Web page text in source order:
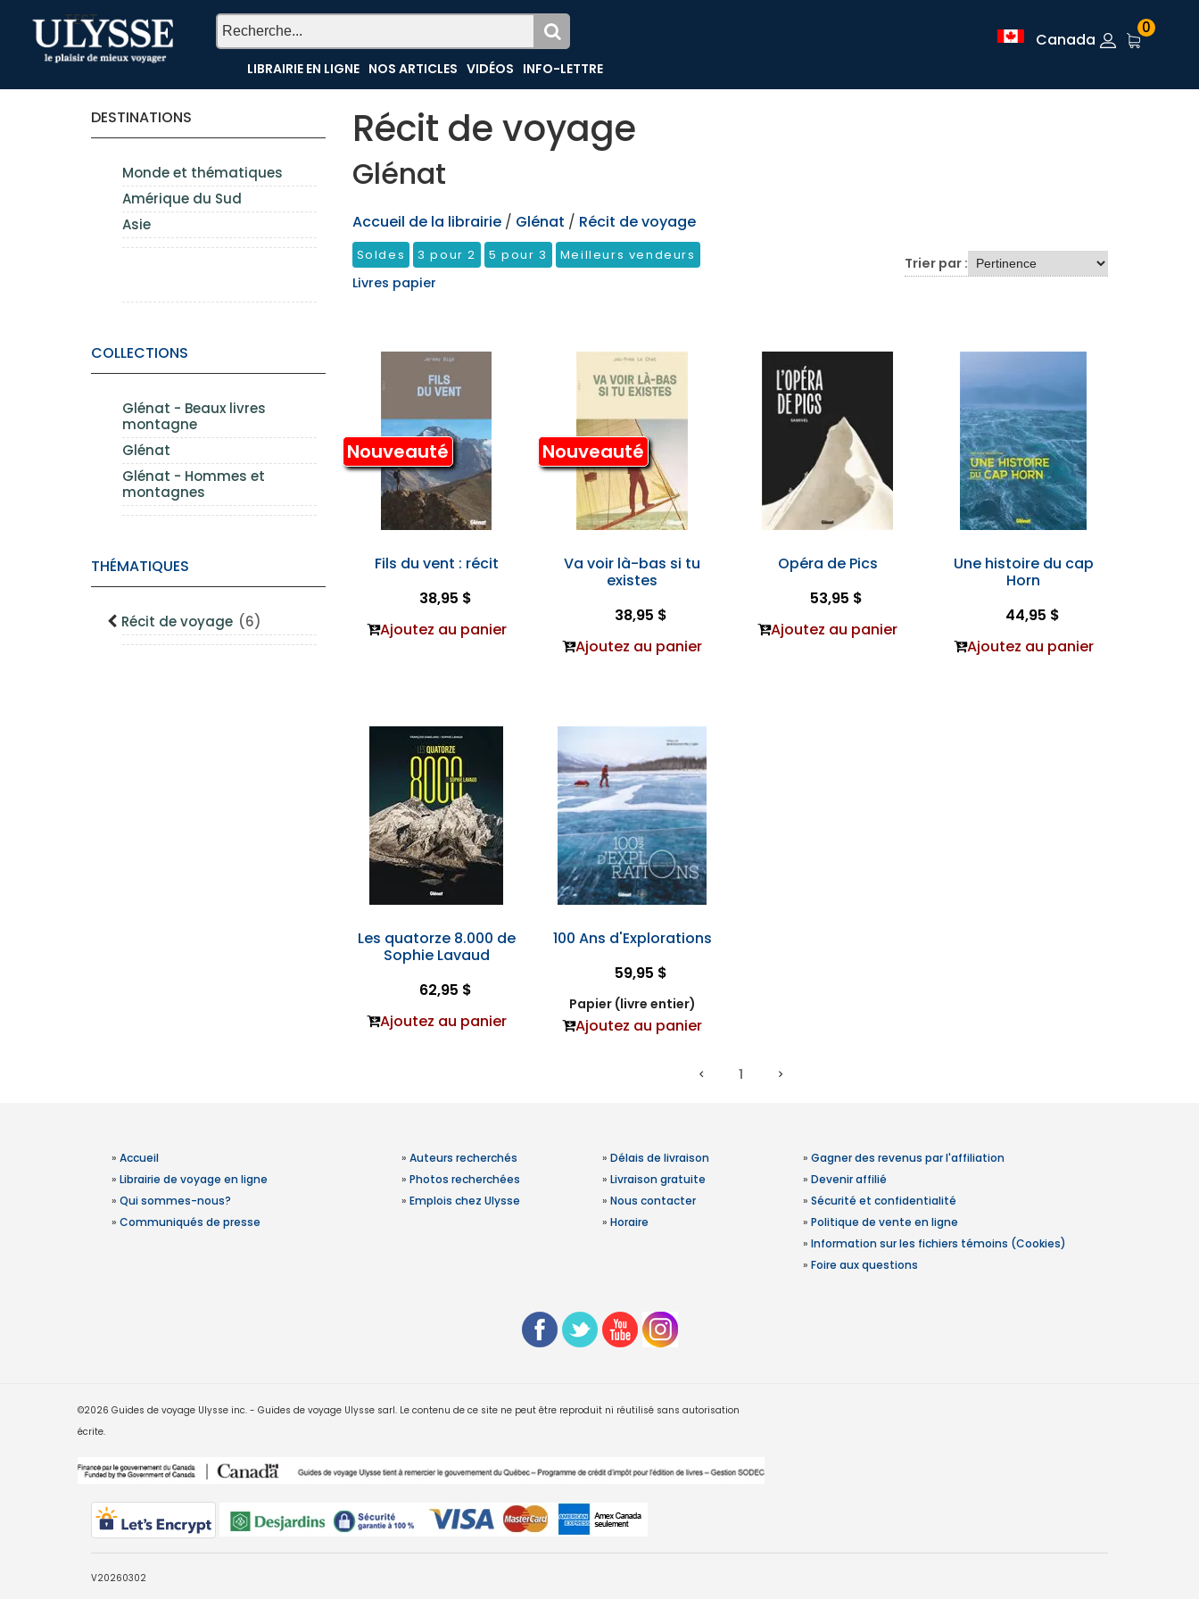
TEST
LIBRAIRIE EN LIGNE NOS ARTICLES VIDÉOS INFO-LETTRE
Canada
0
DESTINATIONS
Monde et thématiques
Amérique du Sud
Asie
COLLECTIONS
Glénat - Beaux livres
montagne
Glénat
Glénat - Hommes et
montagnes
THÉMATIQUES
Récit de voyage (6)
Récit de voyage
Glénat
Accueil de la librairie / Glénat / Récit de voyage
Soldes 3 pour 2 5 pour 3 Meilleurs vendeurs
Livres papier
Trier par :
Nouveauté
Fils du vent : récit
38,95 $
Ajoutez au panier
Nouveauté
Va voir là-bas si tu
existes
38,95 $
Ajoutez au panier
Opéra de Pics
53,95 $
Ajoutez au panier
Une histoire du cap
Horn
44,95 $
Ajoutez au panier
Les quatorze 8.000 de
Sophie Lavaud
62,95 $
Ajoutez au panier
100 Ans d'Explorations
59,95 $
Papier (livre entier)
Ajoutez au panier
1
» Accueil
» Librairie de voyage en ligne
» Qui sommes-nous?
» Communiqués de presse
» Auteurs recherchés
» Photos recherchées
» Emplois chez Ulysse
» Délais de livraison
» Livraison gratuite
» Nous contacter
» Horaire
» Gagner des revenus par l'affiliation
» Devenir affilié
» Sécurité et confidentialité
» Politique de vente en ligne
» Information sur les fichiers témoins (Cookies)
» Foire aux questions
©2026 Guides de voyage Ulysse inc. - Guides de voyage Ulysse sarl. Le contenu de ce site ne peut être reproduit ni réutilisé sans autorisation
écrite.
V20260302